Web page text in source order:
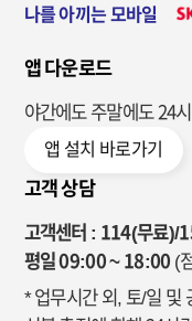
나를 아끼는 모바일
앱 다운로드
야간에도 주말에도 24
앱 설치 바로가기
고객 상담
고객센터 : 114(무료)/
평일 09:00 ~ 18:00 (
* 업무시간 외, 토/일 및